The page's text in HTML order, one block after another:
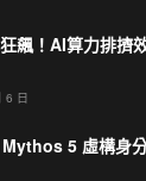
飆！AI算力排擠
6 日
5 虛構身